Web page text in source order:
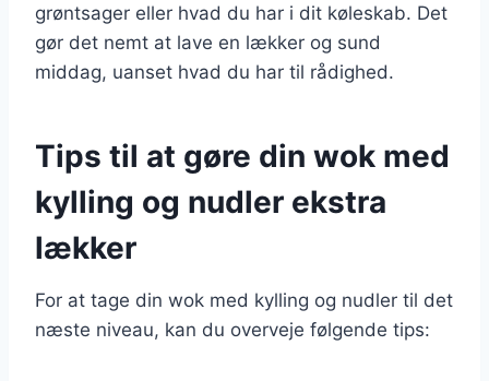
grøntsager eller hvad du har i dit køleskab. Det
gør det nemt at lave en lækker og sund
middag, uanset hvad du har til rådighed.
Tips til at gøre din wok med
kylling og nudler ekstra
lækker
For at tage din wok med kylling og nudler til det
næste niveau, kan du overveje følgende tips: